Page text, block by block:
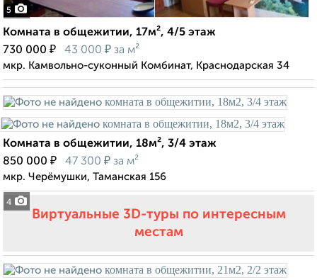
5
Комната в общежитии, 17м², 4/5 этаж
730 000 ₽ 43 000 ₽ за м²
мкр. Камвольно-суконный Комбинат, Краснодарская 34
4
Комната в общежитии, 18м², 3/4 этаж
850 000 ₽ 47 300 ₽ за м²
мкр. Черёмушки, Таманская 156
Виртуальные 3D-туры по интересным
местам